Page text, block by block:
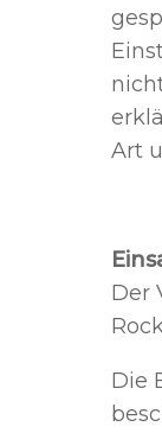
Art
Der
Die